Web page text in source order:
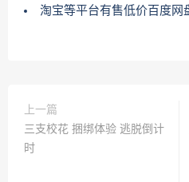
淘宝等平台有售低价百度网
上一篇
三支校花 捆绑体验 逃脱倒计
时